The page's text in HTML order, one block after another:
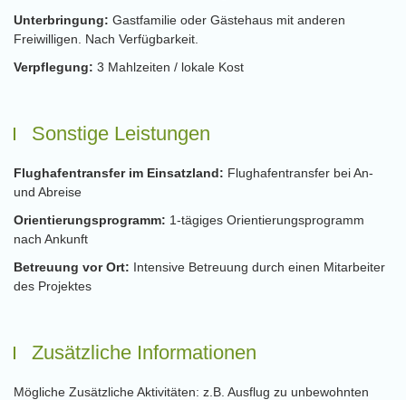
Unterbringung: Gastfamilie oder Gästehaus mit anderen
Freiwilligen. Nach Verfügbarkeit.
Verpflegung: 3 Mahlzeiten / lokale Kost
Sonstige Leistungen
Flughafentransfer im Einsatzland: Flughafentransfer bei An-
und Abreise
Orientierungsprogramm: 1-tägiges Orientierungsprogramm
nach Ankunft
Betreuung vor Ort: Intensive Betreuung durch einen Mitarbeiter
des Projektes
Zusätzliche Informationen
Mögliche Zusätzliche Aktivitäten: z.B. Ausflug zu unbewohnten